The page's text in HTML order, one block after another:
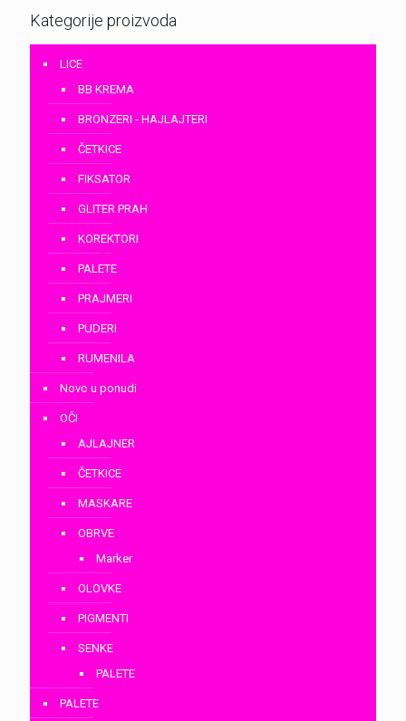
Kategorije proizvoda
LICE
BB KREMA
BRONZERI - HAJLAJTERI
ČETKICE
FIKSATOR
GLITER PRAH
KOREKTORI
PALETE
PRAJMERI
PUDERI
RUMENILA
Novo u ponudi
OČI
AJLAJNER
ČETKICE
MASKARE
OBRVE
Marker
OLOVKE
PIGMENTI
SENKE
PALETE
PALETE